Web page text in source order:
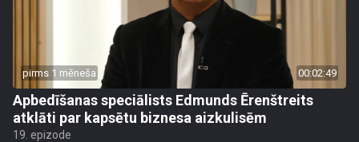
pirms 1 mēneša 00:02:49
Apbedīšanas speciālists Edmunds Ērenštreits
atklāti par kapsētu biznesa aizkulisēm
19. epizode